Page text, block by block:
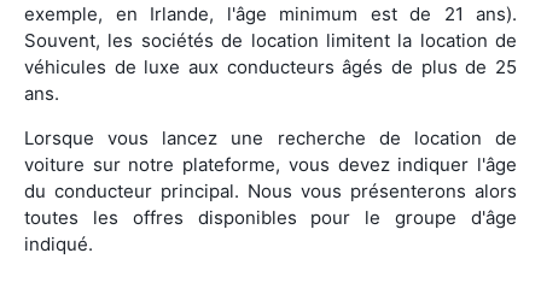
exemple, en Irlande, l'âge minimum est de 21 ans).
Souvent, les sociétés de location limitent la location de
véhicules de luxe aux conducteurs âgés de plus de 25
ans.
Lorsque vous lancez une recherche de location de
voiture sur notre plateforme, vous devez indiquer l'âge
du conducteur principal. Nous vous présenterons alors
toutes les offres disponibles pour le groupe d'âge
indiqué.